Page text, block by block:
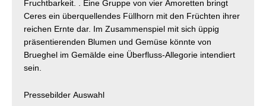
Fruchtbarkeit. . Eine Gruppe von vier Amoretten bringt
Ceres ein überquellendes Füllhorn mit den Früchten ihrer
reichen Ernte dar. Im Zusammenspiel mit sich üppig
präsentierenden Blumen und Gemüse könnte von
Brueghel im Gemälde eine Überfluss-Allegorie intendiert
sein.
Pressebilder Auswahl